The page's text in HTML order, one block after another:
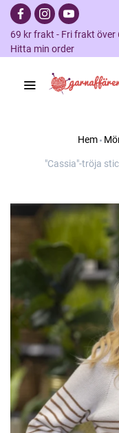
69 kr frakt - Fri frakt
Hitta min order
Hem
"Cassia"-tröja